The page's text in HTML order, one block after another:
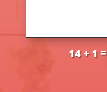
14 + 1 =